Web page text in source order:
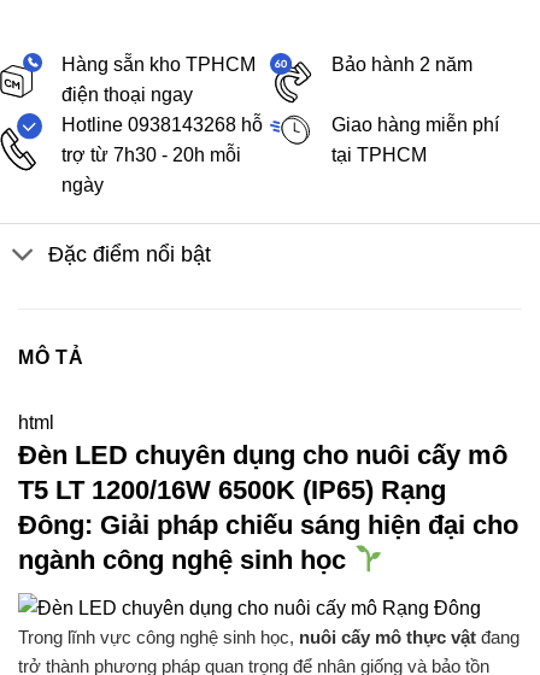
Hàng sẵn kho TPHCM
điện thoại ngay
Bảo hành 2 năm
Hotline 0938143268 hỗ
trợ từ 7h30 - 20h mỗi
ngày
Giao hàng miễn phí
tại TPHCM
Đặc điểm nổi bật
MÔ TẢ
html
Đèn LED chuyên dụng cho nuôi cấy mô
T5 LT 1200/16W 6500K (IP65) Rạng
Đông: Giải pháp chiếu sáng hiện đại cho
ngành công nghệ sinh học
Trong lĩnh vực công nghệ sinh học, nuôi cấy mô thực vật đang
trở thành phương pháp quan trọng để nhân giống và bảo tồn